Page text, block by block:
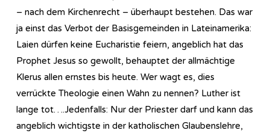
– nach dem Kirchenrecht – überhaupt bestehen. Das war
ja einst das Verbot der Basisgemeinden in Lateinamerika:
Laien dürfen keine Eucharistie feiern, angeblich hat das
Prophet Jesus so gewollt, behauptet der allmächtige
Klerus allen ernstes bis heute. Wer wagt es, dies
verrückte Theologie einen Wahn zu nennen? Luther ist
lange tot….Jedenfalls: Nur der Priester darf und kann das
angeblich wichtigste in der katholischen Glaubenslehre,